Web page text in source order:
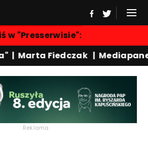
w "Presserwisie":
| Marta Fiedczak|Mediapanel
Reklama